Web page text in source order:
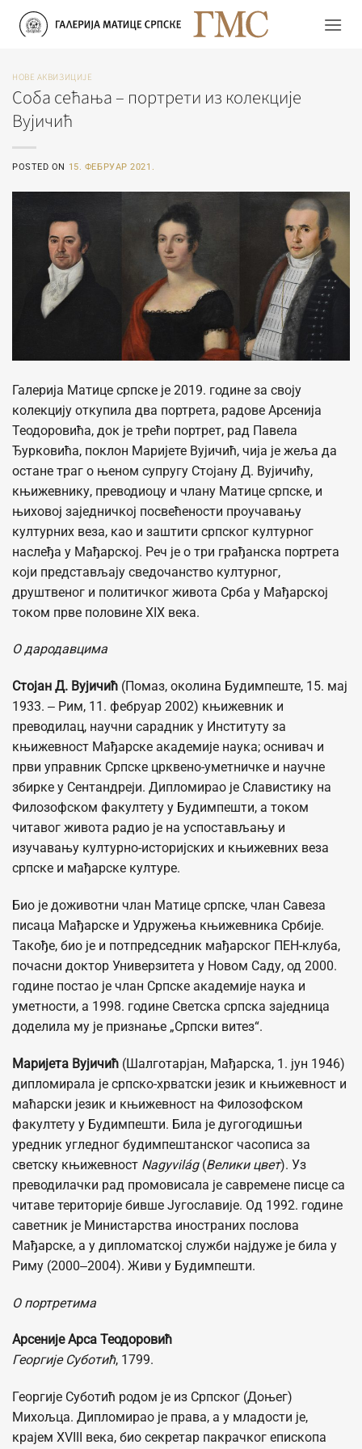
Прескочи
НОВЕ АКВИЗИЦИЈЕ
Соба сећања – портрети из колекције
Вујичић
POSTED ON 15. ФЕБРУАР 2021.
Галерија Матице српске је 2019. године за своју
колекцију откупила два портрета, радове Арсенија
Теодоровића, док је трећи портрет, рад Павела
Ђурковића, поклон Маријете Вујичић, чија је жеља да
остане траг о њеном супругу Стојану Д. Вујичићу,
књижевнику, преводиоцу и члану Матице српске, и
њиховој заједничкој посвећености проучавању
културних веза, као и заштити српског културног
наслеђа у Мађарској. Реч је о три грађанска портрета
који представљају сведочанство културног,
друштвеног и политичког живота Срба у Мађарској
током прве половине XIX века.
О дародавцима
Стојан Д. Вујичић (Помаз, околина Будимпеште, 15. мај
1933. ‒ Рим, 11. фебруар 2002) књижевник и
преводилац, научни сарадник у Институту за
књижевност Мађарске академије наука; оснивач и
први управник Српске црквено-уметничке и научне
збирке у Сентандреји. Дипломирао је Славистику на
Филозофском факултету у Будимпешти, а током
читавог живота радио је на успостављању и
изучавању културно-историјских и књижевних веза
српске и мађарске културе.
Био је доживотни члан Матице српске, члан Савеза
писаца Мађарске и Удружења књижевника Србије.
Такође, био је и потпредседник мађарског ПЕН-клуба,
почасни доктор Универзитета у Новом Саду, од 2000.
године постао је члан Српске академије наука и
уметности, а 1998. године Светска српска заједница
доделила му је признање „Српски витез“.
Маријета Вујичић (Шалготарјан, Мађарска, 1. јун 1946)
дипломирала је српско-хрватски језик и књижевност и
маћарски језик и књижевност на Филозофском
факултету у Будимпешти. Била је дугогодишњи
уредник угледног будимпештанског часописа за
светску књижевност Nagyvilág(Велики цвет). Уз
преводилачки рад промовисала је савремене писце са
читаве територије бивше Југославије. Од 1992. године
саветник је Министарства иностраних послова
Мађарске, а у дипломатској служби најдуже је била у
Риму (2000‒2004). Живи у Будимпешти.
О портретима
Арсеније Арса Теодоровић
Георгије Суботић, 1799.
Георгије Суботић родом је из Српског (Доњег)
Михољца. Дипломирао је права, а у младости је,
крајем XVIII века, био секретар пакрачког епископа